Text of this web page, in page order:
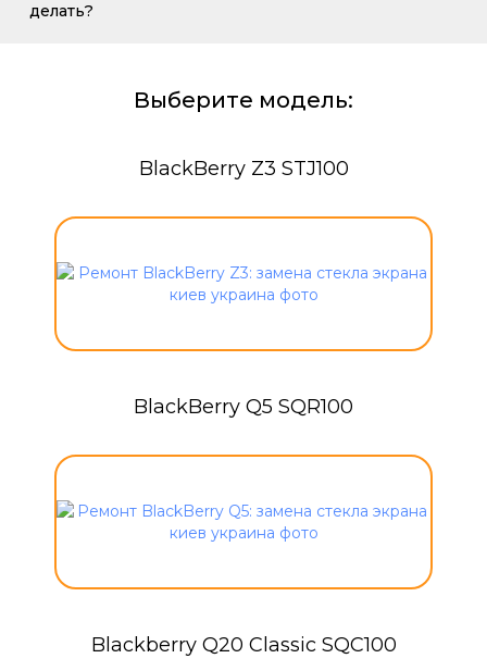
делать?
Выберите модель:
BlackBerry Z3 STJ100
BlackBerry Q5 SQR100
Blackberry Q20 Classic SQC100